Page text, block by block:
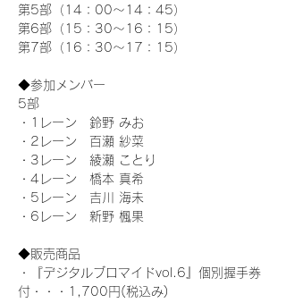
第5部（14：00～14：45）
第6部（15：30～16：15）
第7部（16：30～17：15）
◆参加メンバー
5部
・1レーン　鈴野 みお
・2レーン　百瀬 紗菜
・3レーン　綾瀬 ことり
・4レーン　橋本 真希
・5レーン　吉川 海未
・6レーン　新野 楓果
◆販売商品
・『デジタルブロマイドvol.6』個別握手券
付・・・1,700円(税込み)